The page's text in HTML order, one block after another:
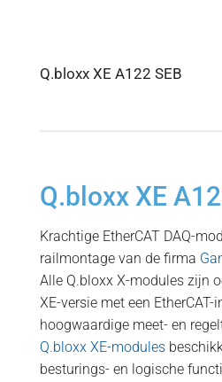
Q.bloxx XE A122 SEB
Q.bloxx XE
Krachtige EtherCAT DAQ-
railmontage van de firma
Alle Q.bloxx X-modules zijn
XE-versie met een EtherCAT-
hoogwaardige meet- en
Q.bloxx XE-modules
besturings- en logische